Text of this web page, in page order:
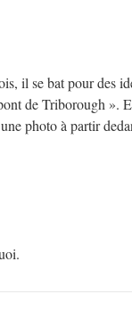
il se bat pour des
de Triborough ».
photo à partir